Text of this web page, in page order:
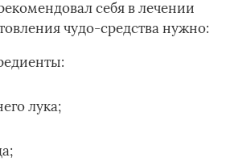
себя в лечении
чудо-средства нужно:
лука;